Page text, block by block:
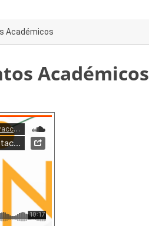
Académicos
Académicos